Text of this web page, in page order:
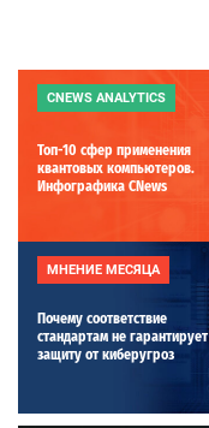
CNEWS ANALYTICS
Топ-10 сфер применения
квантовых компьютеров.
Инфографика CNews
МНЕНИЕ МЕСЯЦА
Почему соответствие
стандартам не гарантирует
защиту от киберугроз